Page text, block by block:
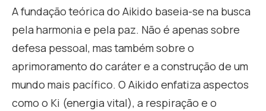
A fundação teórica do Aikido baseia-se na busca
pela harmonia e pela paz. Não é apenas sobre
defesa pessoal, mas também sobre o
aprimoramento do caráter e a construção de um
mundo mais pacífico. O Aikido enfatiza aspectos
como o Ki (energia vital), a respiração e o